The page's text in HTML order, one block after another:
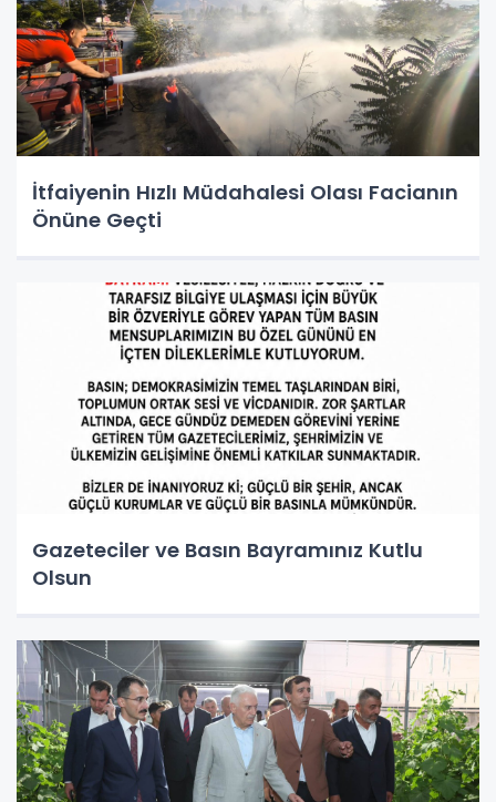
İtfaiyenin Hızlı Müdahalesi Olası Facianın
Önüne Geçti
Gazeteciler ve Basın Bayramınız Kutlu
Olsun